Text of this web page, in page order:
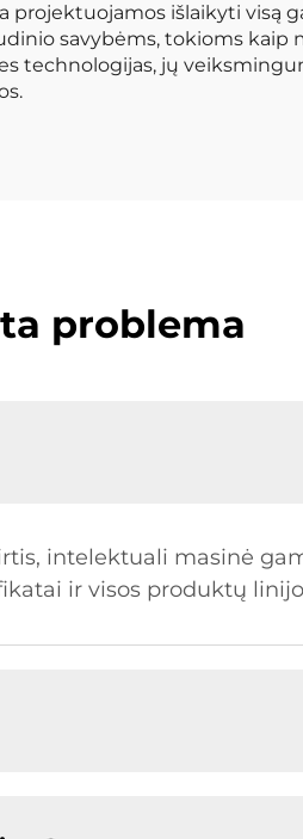
projektuojamos išlaikyti visą
savybėms, tokioms
technologijas, jų
problema
intelektuali masinė
ir visos produktų